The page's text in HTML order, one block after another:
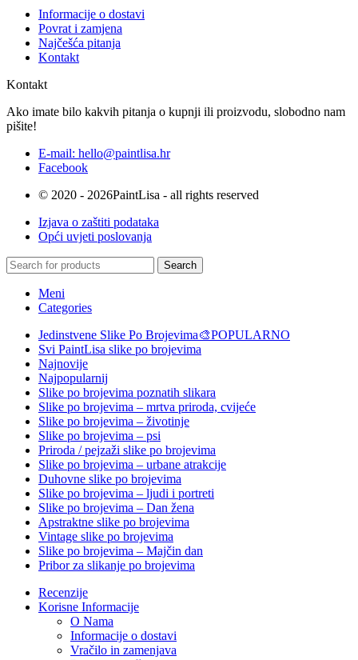
Informacije o dostavi
Povrat i zamjena
Najčešća pitanja
Kontakt
Kontakt
Ako imate bilo kakvih pitanja o kupnji ili proizvodu, slobodno nam
pišite!
E-mail: hello@paintlisa.hr
Facebook
© 2020 - 2026PaintLisa - all rights reserved
Izjava o zaštiti podataka
Opći uvjeti poslovanja
Search
Meni
Categories
Jedinstvene Slike Po Brojevima🎨POPULARNO
Svi PaintLisa slike po brojevima
Najnovije
Najpopularnij
Slike po brojevima poznatih slikara
Slike po brojevima – mrtva priroda, cvijeće
Slike po brojevima – životinje
Slike po brojevima – psi
Priroda / pejzaži slike po brojevima
Slike po brojevima – urbane atrakcije
Duhovne slike po brojevima
Slike po brojevima – ljudi i portreti
Slike po brojevima – Dan žena
Apstraktne slike po brojevima
Vintage slike po brojevima
Slike po brojevima – Majčin dan
Pribor za slikanje po brojevima
Recenzije
Korisne Informacije
O Nama
Informacije o dostavi
Vračilo in zamenjava